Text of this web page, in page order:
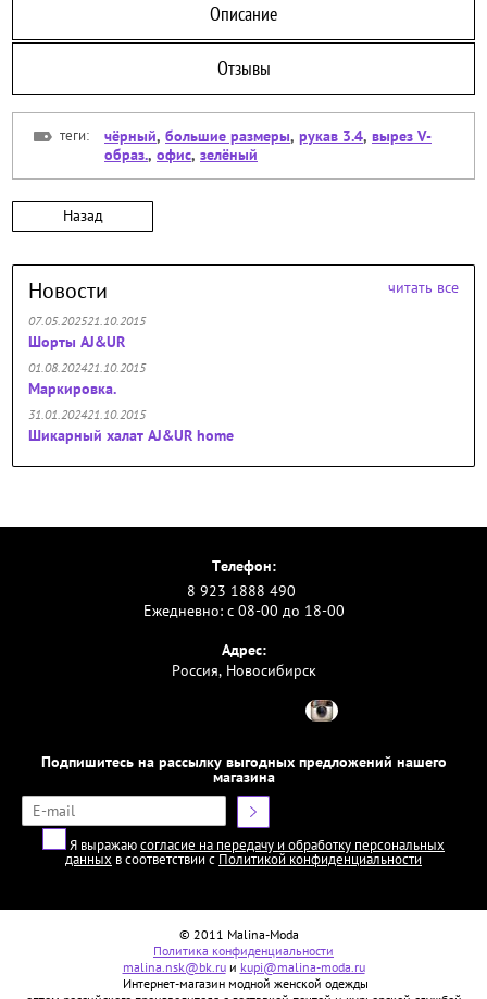
Описание
Отзывы
теги: чёрный, большие размеры, рукав 3.4, вырез V-
образ., офис, зелёный
Назад
Новости читать все
07.05.202521.10.2015
Шорты AJ&UR
01.08.202421.10.2015
Маркировка.
31.01.202421.10.2015
Шикарный халат AJ&UR home
Телефон:
8 923 1888 490
Ежедневно: с 08-00 до 18-00
Адрес:
Россия, Новосибирск
Подпишитесь на рассылку выгодных предложений нашего
магазина
Я выражаюсогласие на передачу и обработку персональных
данных в соответствии с Политикой конфиденциальности
© 2011 Malina-Moda
Политика конфиденциальности
malina.nsk@bk.ruи kupi@malina-moda.ru
Интернет-магазин модной женской одежды